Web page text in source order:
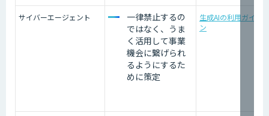
サイバーエージェント
一律禁止するの
ではなく、うま
く活用して事業
機会に繋げられ
るようにするた
めに策定
生成AIの利用ガイド
ン